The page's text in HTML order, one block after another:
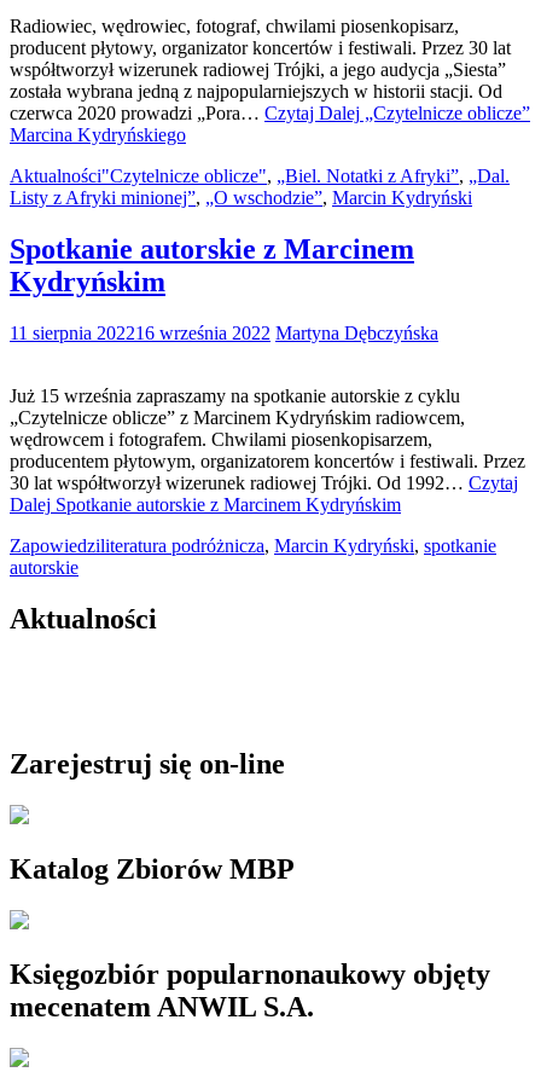
Radiowiec, wędrowiec, fotograf, chwilami piosenkopisarz,
producent płytowy, organizator koncertów i festiwali. Przez 30 lat
współtworzył wizerunek radiowej Trójki, a jego audycja „Siesta”
została wybrana jedną z najpopularniejszych w historii stacji. Od
czerwca 2020 prowadzi „Pora… Czytaj Dalej „Czytelnicze oblicze”
Marcina Kydryńskiego
Aktualności"Czytelnicze oblicze", „Biel. Notatki z Afryki”, „Dal.
Listy z Afryki minionej”, „O wschodzie”, Marcin Kydryński
Spotkanie autorskie z Marcinem
Kydryńskim
11 sierpnia 202216 września 2022 Martyna Dębczyńska
Już 15 września zapraszamy na spotkanie autorskie z cyklu
„Czytelnicze oblicze” z Marcinem Kydryńskim radiowcem,
wędrowcem i fotografem. Chwilami piosenkopisarzem,
producentem płytowym, organizatorem koncertów i festiwali. Przez
30 lat współtworzył wizerunek radiowej Trójki. Od 1992… Czytaj
Dalej Spotkanie autorskie z Marcinem Kydryńskim
Zapowiedziliteratura podróżnicza, Marcin Kydryński, spotkanie
autorskie
Aktualności
Zarejestruj się on-line
Katalog Zbiorów MBP
Księgozbiór popularnonaukowy objęty
mecenatem ANWIL S.A.